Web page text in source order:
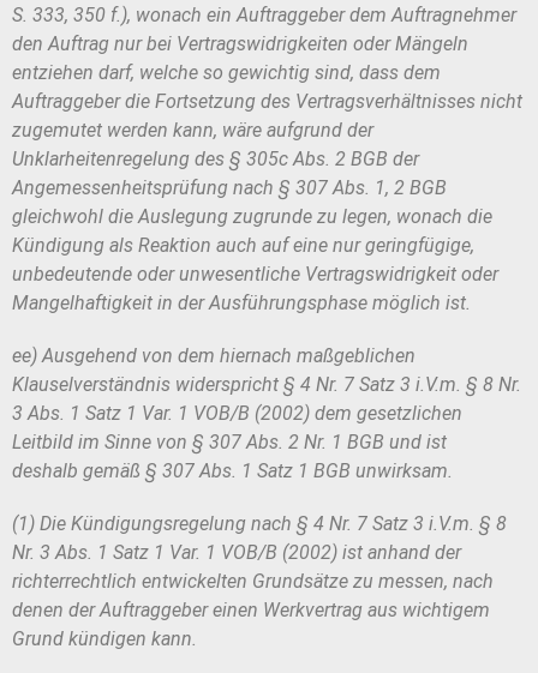
S. 333, 350 f.), wonach ein Auftraggeber dem Auftragnehmer
den Auftrag nur bei Vertragswidrigkeiten oderMängeln
entziehen darf, welche so gewichtig sind, dass dem
Auftraggeber die Fortsetzung des Vertragsverhältnisses nicht
zugemutet werden kann, wäre aufgrund der
Unklarheitenregelung des § 305c Abs. 2 BGB der
Angemessenheitsprüfung nach § 307 Abs. 1, 2 BGB
gleichwohl die Auslegung zugrunde zu legen, wonach die
Kündigung als Reaktion auch auf eine nur geringfügige,
unbedeutende oder unwesentliche Vertragswidrigkeit oder
Mangelhaftigkeit in der Ausführungsphase möglich ist.
ee) Ausgehend von dem hiernach maßgeblichen
Klauselverständnis widerspricht § 4 Nr. 7 Satz 3 i.V.m. § 8 Nr.
3 Abs. 1 Satz 1 Var. 1 VOB/B (2002) dem gesetzlichen
Leitbild im Sinne von § 307 Abs. 2 Nr. 1 BGB und ist
deshalb gemäß § 307 Abs. 1 Satz 1 BGB unwirksam.
(1) Die Kündigungsregelung nach § 4 Nr. 7 Satz 3 i.V.m. § 8
Nr. 3 Abs. 1 Satz 1 Var. 1 VOB/B (2002) ist anhand der
richterrechtlich entwickelten Grundsätze zu messen, nach
denen der Auftraggeber einen Werkvertrag aus wichtigem
Grund kündigen kann.